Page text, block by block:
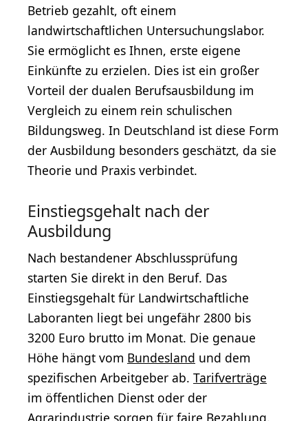
Betrieb gezahlt, oft einem
landwirtschaftlichen Untersuchungslabor.
Sie ermöglicht es Ihnen, erste eigene
Einkünfte zu erzielen. Dies ist ein großer
Vorteil der dualen Berufsausbildung im
Vergleich zu einem rein schulischen
Bildungsweg. In Deutschland ist diese Form
der Ausbildung besonders geschätzt, da sie
Theorie und Praxis verbindet.
Einstiegsgehalt nach der
Ausbildung
Nach bestandener Abschlussprüfung
starten Sie direkt in den Beruf. Das
Einstiegsgehalt für Landwirtschaftliche
Laboranten liegt bei ungefähr 2800 bis
3200 Euro brutto im Monat. Die genaue
Höhe hängt vom Bundesland und dem
spezifischen Arbeitgeber ab. Tarifverträge
im öffentlichen Dienst oder der